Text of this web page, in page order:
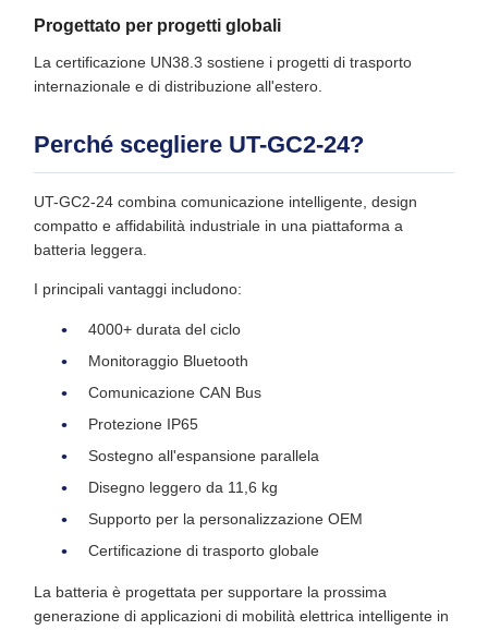
Progettato per progetti globali
La certificazione UN38.3 sostiene i progetti di trasporto
internazionale e di distribuzione all'estero.
Perché scegliere UT-GC2-24?
UT-GC2-24 combina comunicazione intelligente, design
compatto e affidabilità industriale in una piattaforma a
batteria leggera.
I principali vantaggi includono:
4000+ durata del ciclo
Monitoraggio Bluetooth
Comunicazione CAN Bus
Protezione IP65
Sostegno all'espansione parallela
Disegno leggero da 11,6 kg
Supporto per la personalizzazione OEM
Certificazione di trasporto globale
La batteria è progettata per supportare la prossima
generazione di applicazioni di mobilità elettrica intelligente in